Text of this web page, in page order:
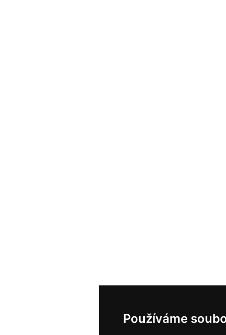
Používáme